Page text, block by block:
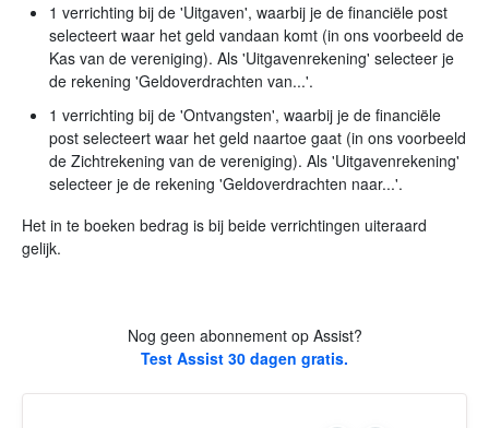
1 verrichting bij de 'Uitgaven', waarbij je de financiële post
selecteert waar het geld vandaan komt (in ons voorbeeld de
Kas van de vereniging). Als 'Uitgavenrekening' selecteer je
de rekening 'Geldoverdrachten van...'.
1 verrichting bij de 'Ontvangsten', waarbij je de financiële
post selecteert waar het geld naartoe gaat (in ons voorbeeld
de Zichtrekening van de vereniging). Als 'Uitgavenrekening'
selecteer je de rekening 'Geldoverdrachten naar...'.
Het in te boeken bedrag is bij beide verrichtingen uiteraard
gelijk.
Nog geen abonnement op Assist?
Test Assist 30 dagen gratis.